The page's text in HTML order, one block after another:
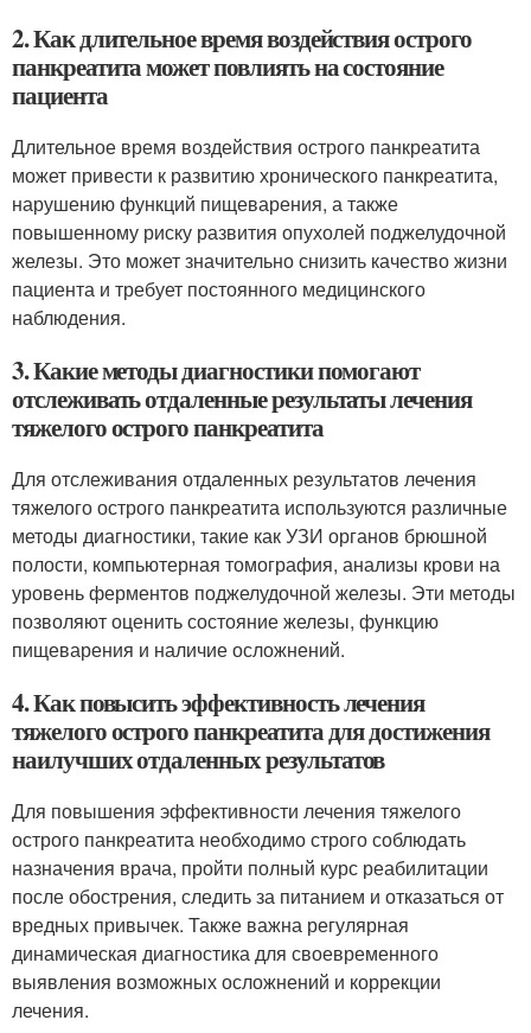
2. Как длительное время воздействия острого
панкреатита может повлиять на состояние
пациента
Длительное время воздействия острого панкреатита
может привести к развитию хронического панкреатита,
нарушению функций пищеварения, а также
повышенному риску развития опухолей поджелудочной
железы. Это может значительно снизить качество жизни
пациента и требует постоянного медицинского
наблюдения.
3. Какие методы диагностики помогают
отслеживать отдаленные результаты лечения
тяжелого острого панкреатита
Для отслеживания отдаленных результатов лечения
тяжелого острого панкреатита используются различные
методы диагностики, такие как УЗИ органов брюшной
полости, компьютерная томография, анализы крови на
уровень ферментов поджелудочной железы. Эти методы
позволяют оценить состояние железы, функцию
пищеварения и наличие осложнений.
4. Как повысить эффективность лечения
тяжелого острого панкреатита для достижения
наилучших отдаленных результатов
Для повышения эффективности лечения тяжелого
острого панкреатита необходимо строго соблюдать
назначения врача, пройти полный курс реабилитации
после обострения, следить за питанием и отказаться от
вредных привычек. Также важна регулярная
динамическая диагностика для своевременного
выявления возможных осложнений и коррекции
лечения.